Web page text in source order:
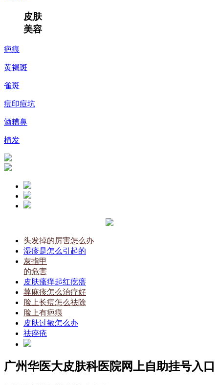
皮肤
美容
疤痕
黄褐斑
雀斑
痘印痘坑
酒糟鼻
植发
头发掉的厉害怎么办
湿疹是怎么引起的
灰指甲
的危害
皮肤瘙痒起红疙瘩
荨麻疹怎么治疗好
脸上长痘怎么祛除
脸上有疤痕
皮肤过敏怎么办
祛痤疮
广州华医大皮肤科医院网上自助挂号入口